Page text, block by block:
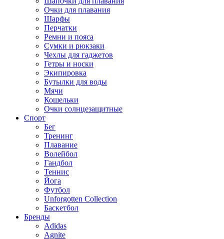
Очки для плавания
Шарфы
Перчатки
Ремни и пояса
Сумки и рюкзаки
Чехлы для гаджетов
Гетры и носки
Экипировка
Бутылки для воды
Мячи
Кошельки
Очки солнцезащитные
Спорт
Бег
Тренинг
Плавание
Волейбол
Гандбол
Теннис
Йога
Футбол
Unforgotten Collection
Баскетбол
Бренды
Adidas
Agnite